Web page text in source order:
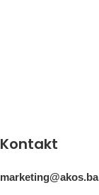
Kontakt
marketing@akos.ba